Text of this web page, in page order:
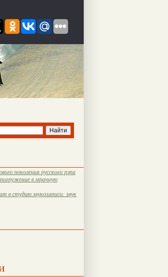
поколения русского рэпа
в мрачную
в студию звукозаписи: звук